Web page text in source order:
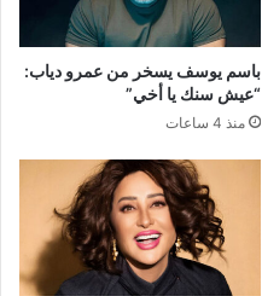
باسم يوسف يسخر من عمرو دياب:
“عيش سنك يا أخي”
منذ 4 ساعات